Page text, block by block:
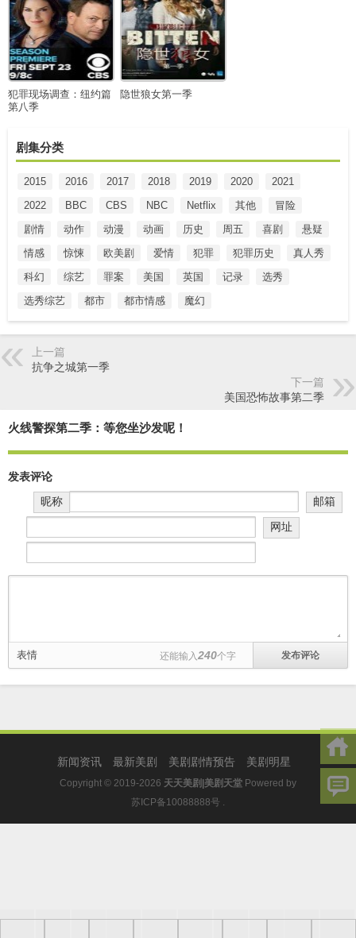
犯罪现场调查：纽约篇
第八季
隐世狼女第一季
剧集分类
2015 2016 2017 2018 2019 2020
2021
2022
BBC CBS NBC Netflix 其他
冒险
剧情
动作 动漫 动画 历史 周五 喜剧
悬疑
情感
惊悚 欧美剧 爱情 犯罪 犯罪历史
真人秀
科幻
综艺 罪案 美国 英国 记录
选秀
选秀综艺
都市 都市情感 魔幻
上一篇
抗争之城第一季
下一篇
美国恐怖故事第二季
火线警探第二季：等您坐沙发呢！
发表评论
昵称
邮箱
网址
表情 还能输入240个字
新闻资讯 最新美剧 美剧剧情预告 美剧明星
Copyright © 2019-2026 天天美剧|美剧天堂 Powered by
苏ICP备10088888号